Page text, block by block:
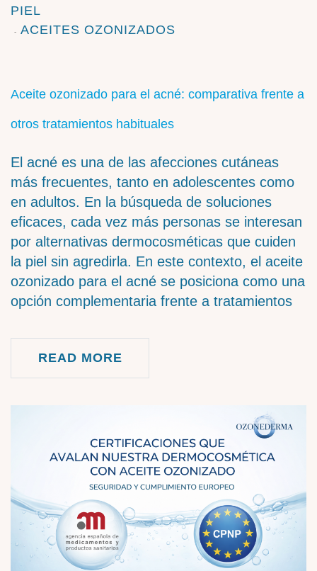
PIEL
ACEITES OZONIZADOS
Aceite ozonizado para el acné: comparativa frente a
otros tratamientos habituales
El acné es una de las afecciones cutáneas
más frecuentes, tanto en adolescentes como
en adultos. En la búsqueda de soluciones
eficaces, cada vez más personas se interesan
por alternativas dermocosméticas que cuiden
la piel sin agredirla. En este contexto, el aceite
ozonizado para el acné se posiciona como una
opción complementaria frente a tratamientos
READ MORE